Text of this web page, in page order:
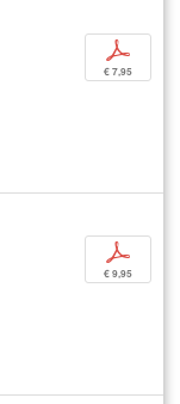
p
€ 7,95
p
€ 9,95